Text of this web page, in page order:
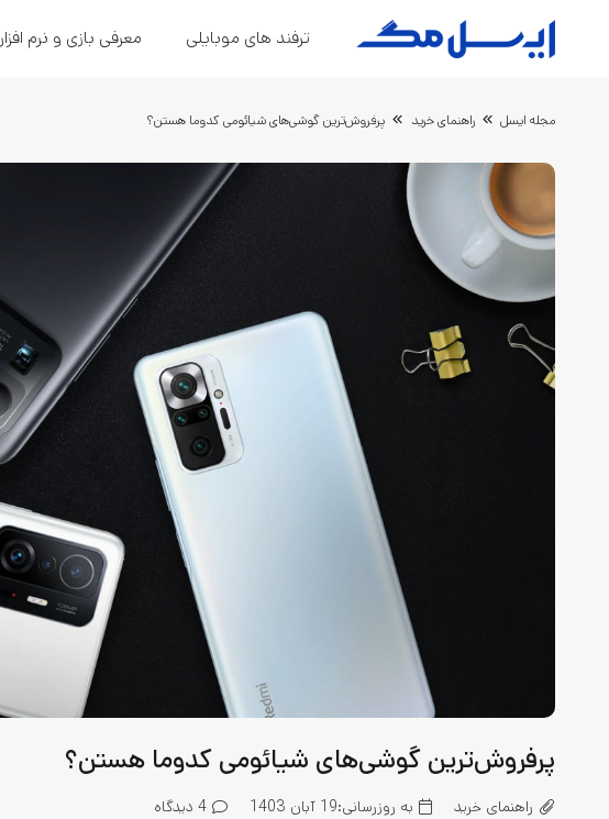
ترفند های موبایلی معرفی بازی و نرم افزار
مجله ایسل راهنمای خرید پرفروش‌ترین گوشی‌های شیائومی کدوما هستن؟
پرفروش‌ترین گوشی‌های شیائومی کدوما هستن؟
راهنمای خرید به روزرسانی:19 آبان 1403 4 دیدگاه